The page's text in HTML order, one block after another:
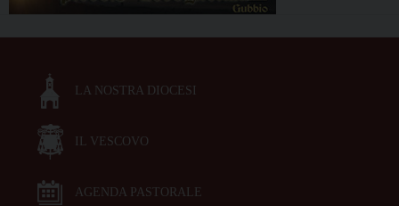
LA NOSTRA DIOCESI
IL VESCOVO
AGENDA PASTORALE